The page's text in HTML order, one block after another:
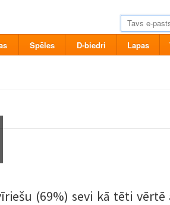
Spēles D-biedri Lapas
(69%) sevi kā tēti